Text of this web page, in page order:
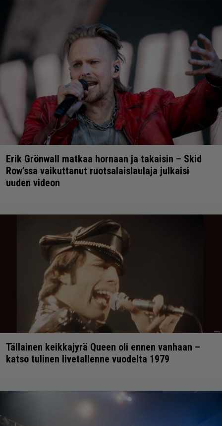
Erik Grönwall matkaa hornaan ja takaisin – Skid
Row’ssa vaikuttanut ruotsalaislaulaja julkaisi
uuden videon
Tällainen keikkajyrä Queen oli ennen vanhaan –
katso tulinen livetallenne vuodelta 1979